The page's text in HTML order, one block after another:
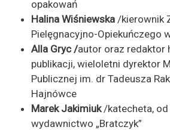
opakowań
Halina Wiśniewska /kierownik
Pielęgnacyjno-Opiekuńczego
Alla Gryc /autor oraz redaktor
publikacji, wieloletni dyrektor
Publicznej im. dr Tadeusza
Hajnówce
Marek Jakimiuk /katecheta,
wydawnictwo „Bratczyk”